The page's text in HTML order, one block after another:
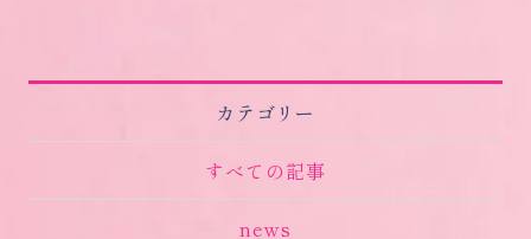
カテゴリー
すべての記事
news